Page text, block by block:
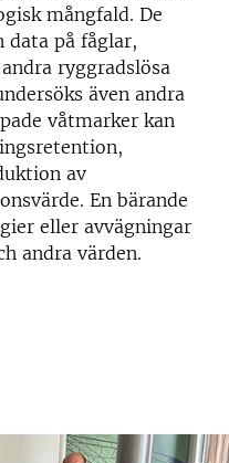
mångfald. De
på fåglar,
ryggradslösa
även andra
våtmarker kan
av
En bärande
eller avvägningar
andra värden.